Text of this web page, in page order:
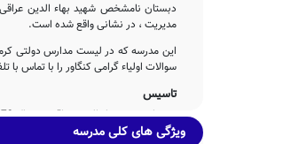
دبستان نامشخص شهید بهاء الدین عراقی
مدیریت ، در نشانی واقع شده است.
این مدرسه که در لیست مدارس دولتی
سوالات اولیاء گرامی کنگاور را با تماس
تاسیس
دبستان شهید بهاء الدین عراقی در سال 1379 توسط دولت با تلاش 3ساله عوامل مختلف اجرایی و آموزشی تاسیس شده است.
ویژگی های کلی مدرسه